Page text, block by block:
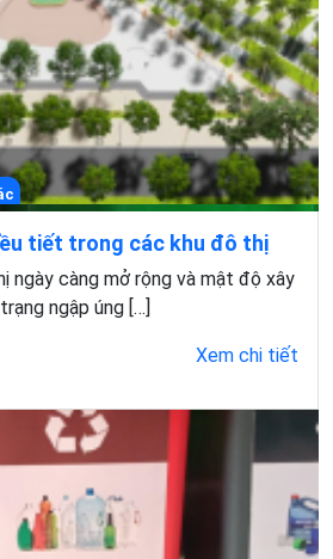
tiết trong các khu đô thị
ngày càng mở rộng và mật độ xây
ngập úng […]
Xem chi tiết